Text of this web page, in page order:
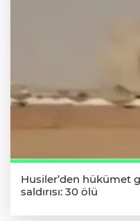
Husiler’den hükümet
saldırısı: 30 ölü